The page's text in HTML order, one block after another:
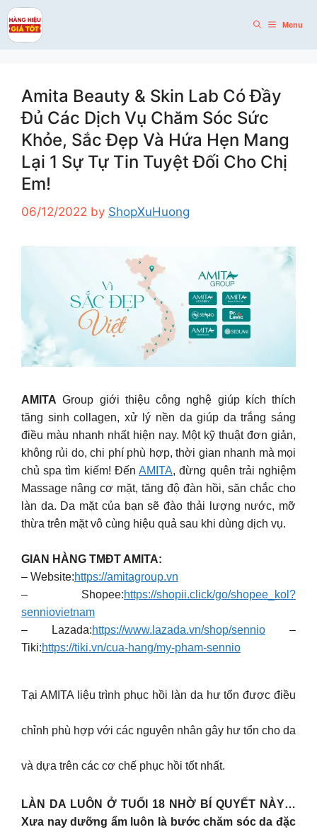
Skip
to
content
Menu
Amita Beauty & Skin Lab Có Đầy
Đủ Các Dịch Vụ Chăm Sóc Sức
Khỏe, Sắc Đẹp Và Hứa Hẹn Mang
Lại 1 Sự Tự Tin Tuyệt Đối Cho Chị
Em!
06/12/2022 by ShopXuHuong
AMITA Group giới thiệu công nghệ giúp kích thích
tăng sinh collagen, xử lý nền da giúp da trắng sáng
điều màu nhanh nhất hiện nay. Một kỹ thuật đơn giản,
không rủi do, chi phí phù hợp, thời gian nhanh mà mọi
chủ spa tìm kiếm! ĐếnAMITA, đừng quên trải nghiệm
Massage nâng cơ mặt, tăng độ đàn hồi, săn chắc cho
làn da. Da mặt của bạn sẽ đào thải lượng nước, mỡ
thừa trên mặt vô cùng hiệu quả sau khi dùng dịch vụ.
GIAN HÀNG TMĐT AMITA:
– Website:https://amitagroup.vn
– Shopee:https://shopii.click/go/shopee_kol?
senniovietnam
– Lazada:https://www.lazada.vn/shop/sennio –
Tiki:https://tiki.vn/cua-hang/my-pham-sennio
Tại AMITA liệu trình phục hồi làn da hư tổn được điều
chỉnh phù hợp với các nguyên nhân gây hư tổn cho da
và dựa trên các cơ chế phục hồi tốt nhất.
LÀN DA LUÔN Ở TUỔI 18 NHỜ BÍ QUYẾT NÀY…
Xưa nay dưỡng ẩm luôn là bước chăm sóc da đặc